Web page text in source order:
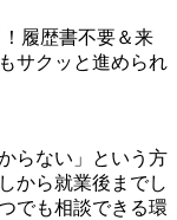
履歴書不要＆来
サクッと進められ
らない」という方
から就業後までし
でも相談できる環